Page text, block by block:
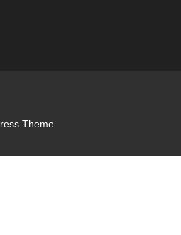
Theme